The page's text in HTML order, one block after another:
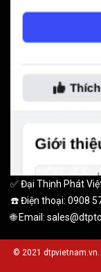
✅ Đại Thịnh Phát
☎️ Điện thoại: 0908
🌐 Email:
© 2021 dtpvietnam.vn.